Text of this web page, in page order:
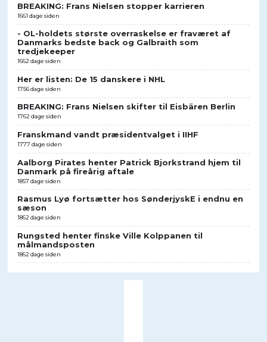
BREAKING: Frans Nielsen stopper karrieren
1661 dage siden
- OL-holdets største overraskelse er fraværet af
Danmarks bedste back og Galbraith som
tredjekeeper
1662 dage siden
Her er listen: De 15 danskere i NHL
1756 dage siden
BREAKING: Frans Nielsen skifter til Eisbären Berlin
1762 dage siden
Franskmand vandt præsidentvalget i IIHF
1777 dage siden
Aalborg Pirates henter Patrick Bjorkstrand hjem til
Danmark på fireårig aftale
1857 dage siden
Rasmus Lyø fortsætter hos SønderjyskE i endnu en
sæson
1862 dage siden
Rungsted henter finske Ville Kolppanen til
målmandsposten
1862 dage siden